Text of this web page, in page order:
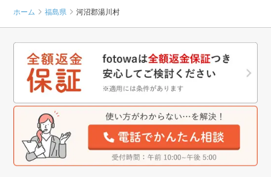
ホーム 福島県 河沼郡湯川村